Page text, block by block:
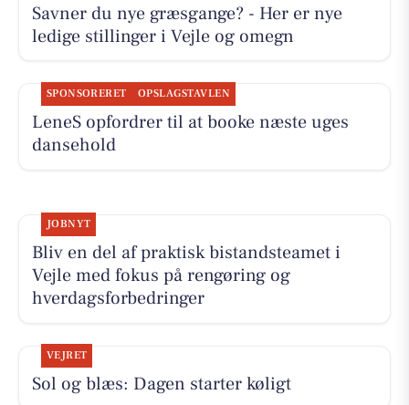
Savner du nye græsgange? - Her er nye
ledige stillinger i Vejle og omegn
SPONSORERET OPSLAGSTAVLEN
LeneS opfordrer til at booke næste uges
dansehold
JOBNYT
Bliv en del af praktisk bistandsteamet i
Vejle med fokus på rengøring og
hverdagsforbedringer
VEJRET
Sol og blæs: Dagen starter køligt